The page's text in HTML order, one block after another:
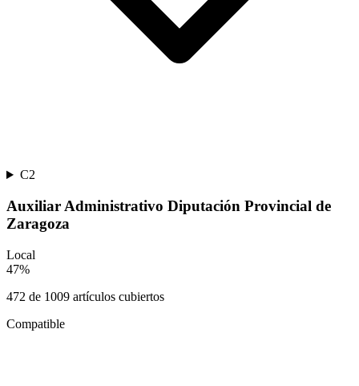
C2
Auxiliar Administrativo Diputación Provincial de
Zaragoza
Local
47%
472 de 1009 artículos cubiertos
Compatible